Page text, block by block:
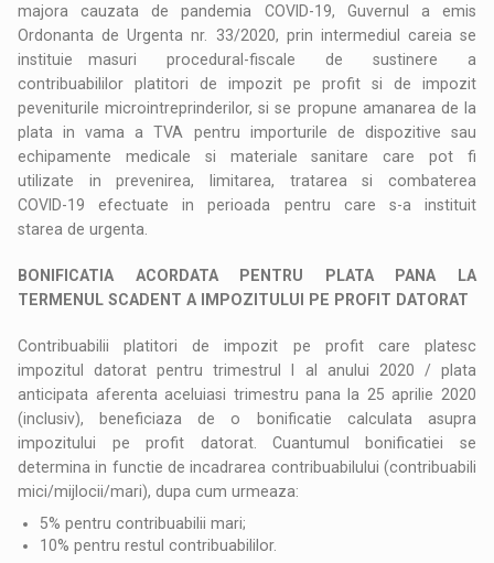
majora cauzata de pandemia COVID-19, Guvernul a emis
Ordonanta de Urgenta nr. 33/2020, prin intermediul careia se
instituie masuri procedural-fiscale de sustinere a
contribuabililor platitori de impozit pe profit si de impozit
peveniturile microintreprinderilor, si se propune amanarea de la
plata in vama a TVA pentru importurile de dispozitive sau
echipamente medicale si materiale sanitare care pot fi
utilizate in prevenirea, limitarea, tratarea si combaterea
COVID-19 efectuate in perioada pentru care s-a instituit
starea de urgenta.
BONIFICATIA ACORDATA PENTRU PLATA PANA LA
TERMENUL SCADENT A IMPOZITULUI PE PROFIT DATORAT
Contribuabilii platitori de impozit pe profit care platesc
impozitul datorat pentru trimestrul I al anului 2020 / plata
anticipata aferenta aceluiasi trimestru pana la 25 aprilie 2020
(inclusiv), beneficiaza de o bonificatie calculata asupra
impozitului pe profit datorat. Cuantumul bonificatiei se
determina in functie de incadrarea contribuabilului (contribuabili
mici/mijlocii/mari), dupa cum urmeaza:
5% pentru contribuabilii mari;
10% pentru restul contribuabililor.